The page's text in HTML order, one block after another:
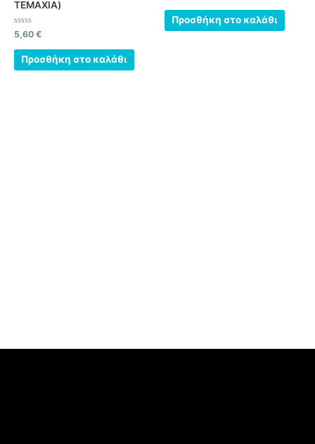
ΤΕΜΑΧΙΑ)
Βαθμολογήθηκε
με
0
από
5,60 €
Προσθήκη στο καλάθι
0
απόΠροσθήκη στο καλάθι